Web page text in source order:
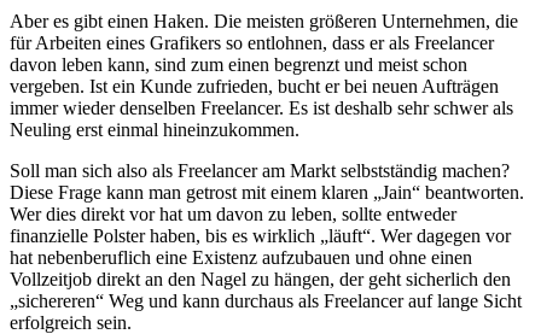
Aber es gibt einen Haken. Die meisten größeren Unternehmen, die
für Arbeiten eines Grafikers so entlohnen, dass er als Freelancer
davon leben kann, sind zum einen begrenzt und meist schon
vergeben. Ist ein Kunde zufrieden, bucht er bei neuen Aufträgen
immer wieder denselben Freelancer. Es ist deshalb sehr schwer als
Neuling erst einmal hineinzukommen.
Soll man sich also als Freelancer am Markt selbstständig machen?
Diese Frage kann man getrost mit einem klaren „Jain“ beantworten.
Wer dies direkt vor hat um davon zu leben, sollte entweder
finanzielle Polster haben, bis es wirklich „läuft“. Wer dagegen vor
hat nebenberuflich eine Existenz aufzubauen und ohne einen
Vollzeitjob direkt an den Nagel zu hängen, der geht sicherlich den
„sichereren“ Weg und kann durchaus als Freelancer auf lange Sicht
erfolgreich sein.